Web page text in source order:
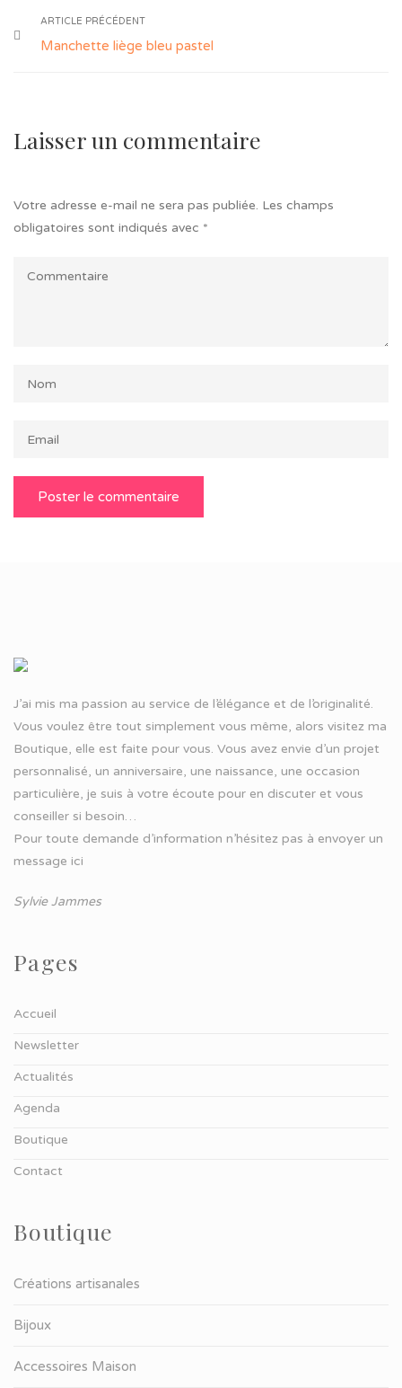
ARTICLE PRÉCÉDENT
Manchette liège bleu pastel
Laisser un commentaire
Votre adresse e-mail ne sera pas publiée. Les champs
obligatoires sont indiqués avec *
J’ai mis ma passion au service de l’élégance et de l’originalité.
Vous voulez être tout simplement vous même, alors visitez ma
Boutique, elle est faite pour vous. Vous avez envie d’un projet
personnalisé, un anniversaire, une naissance, une occasion
particulière, je suis à votre écoute pour en discuter et vous
conseiller si besoin…
Pour toute demande d’information n’hésitez pas à envoyer un
message ici
Sylvie Jammes
Pages
Accueil
Newsletter
Actualités
Agenda
Boutique
Contact
Boutique
Créations artisanales
Bijoux
Accessoires Maison